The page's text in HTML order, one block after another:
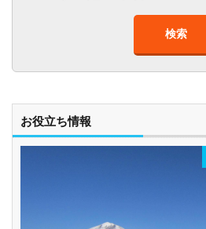
車椅子対応
検索
お役立ち情報